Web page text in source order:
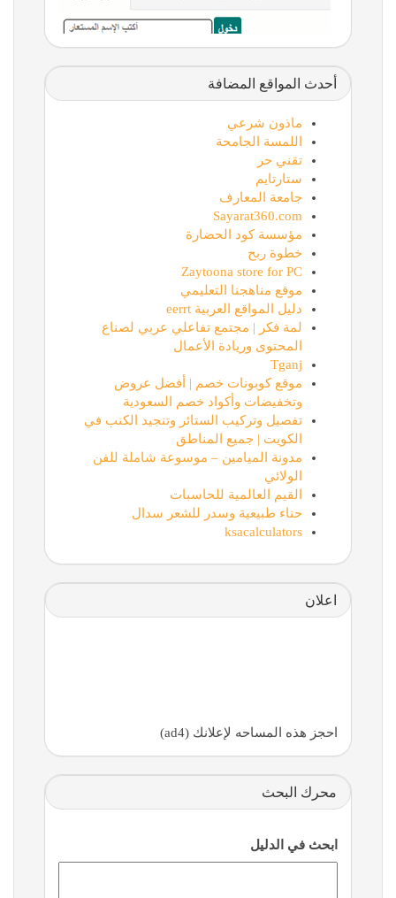
أحدث المواقع المضافة
ماذون شرعي
اللمسة الجامحة
تقني حر
ستارتايم
جامعة المعارف
Sayarat360.com
مؤسسة كود الحضارة
خطوة ربح
Zaytoona store for PC
موقع مناهجنا التعليمي
دليل المواقع العربية eerrt
لمة فكر | مجتمع تفاعلي عربي لصناع
المحتوى وريادة الأعمال
Tganj
موقع كوبونات خصم | أفضل عروض
وتخفيضات وأكواد خصم السعودية
تفصيل وتركيب الستائر وتنجيد الكنب في
الكويت | جميع المناطق
مدونة الميامين – موسوعة شاملة للفن
الولائي
القيم العالمية للحاسبات
حناء طبيعية وسدر للشعر سدال
ksacalculators
اعلان
احجز هذه المساحه لإعلانك (ad4)
محرك البحث
ابحث في الدليل